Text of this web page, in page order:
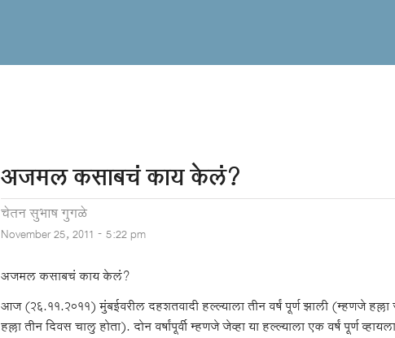
अजमल कसाबचं काय केलं?
चेतन सुभाष गुगळे
November 25, 2011 - 5:22 pm
अजमल कसाबचं काय केलं?
आज (२६.११.२०११) मुंबईवरील दहशतवादी हल्ल्याला तीन वर्षं पूर्ण झाली (म्हणजे हल्ला
हल्ला तीन दिवस चालु होता). दोन वर्षांपूर्वी म्हणजे जेव्हा या हल्ल्याला एक वर्षं पूर्ण